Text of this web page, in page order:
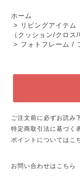
ホーム
>
リビングアイテム
（クッション/クロ
> フォトフレーム /
ご注文前に必ずお読み
特定商取引法に基づく
ポイントについてはこ
お問い合わせはこちら